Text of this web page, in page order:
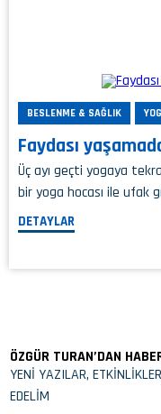
BESLENME & SAĞLIK
Faydası
Üç ayı geçti yogaya
bir yoga hocası ile ufak
DETAYLAR
ÖZGÜR TURAN’DAN
YENİ YAZILAR,
EDELİM